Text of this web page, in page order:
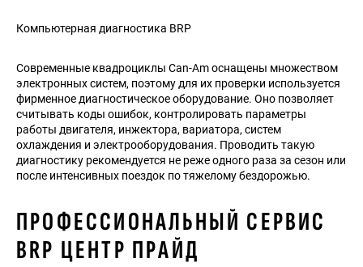
Компьютерная диагностика BRP
Современные квадроциклы Can-Am оснащены множеством
электронных систем, поэтому для их проверки используется
фирменное диагностическое оборудование. Оно позволяет
считывать коды ошибок, контролировать параметры
работы двигателя, инжектора, вариатора, систем
охлаждения и электрооборудования. Проводить такую
диагностику рекомендуется не реже одного раза за сезон или
после интенсивных поездок по тяжелому бездорожью.
ПРОФЕССИОНАЛЬНЫЙ СЕРВИС
BRP ЦЕНТР ПРАЙД